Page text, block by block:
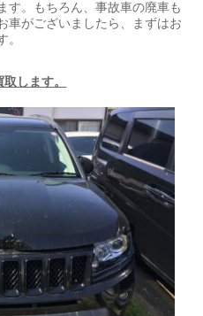
す。もちろん、事故車の廃車も
車がございましたら、まずはお
。
します。